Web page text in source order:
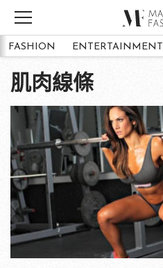
FASHION ENTERTAINMENT
肌肉線條